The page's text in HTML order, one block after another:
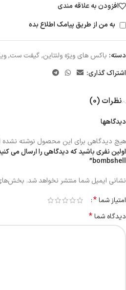
افزودن به علاقه مندی
به من از طریق پیامک اطلاع بده
دسته: باکس های ویژه ولنتاین,گیفت ست,
اشتراک گذاری:
نظرات (0)
دیدگاهها
هیچ دیدگاهی برای این محصول نوشته
اولین نفری باشید که دیدگاهی را ارسال می
bombshell”
نشانی ایمیل شما منتشر نخواهد شد. بخش‌های
امتیاز شما*
دیدگاه شما*